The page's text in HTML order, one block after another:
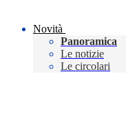
Novità
Panoramica
Le notizie
Le circolari